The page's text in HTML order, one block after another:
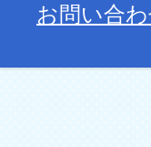
お問い合